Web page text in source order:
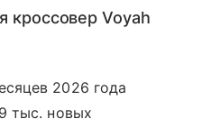
кроссовер Voyah
2026 года
тыс. новых